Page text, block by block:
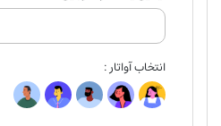
انتخاب آواتار :